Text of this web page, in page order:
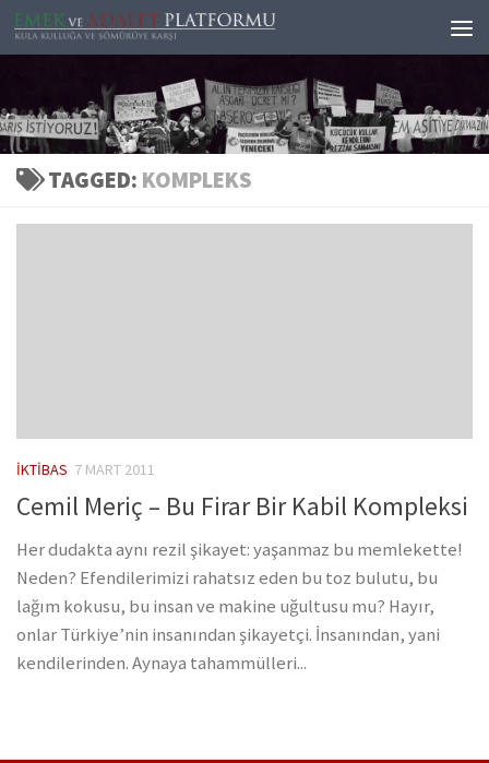
Skip to content
TAGGED: KOMPLEKS
İKTIBAS 7 MART 2011
Cemil Meriç – Bu Firar Bir Kabil Kompleksi
Her dudakta aynı rezil şikayet: yaşanmaz bu memlekette!
Neden? Efendilerimizi rahatsız eden bu toz bulutu, bu
lağım kokusu, bu insan ve makine uğultusu mu? Hayır,
onlar Türkiye’nin insanından şikayetçi. İnsanından, yani
kendilerinden. Aynaya tahammülleri...